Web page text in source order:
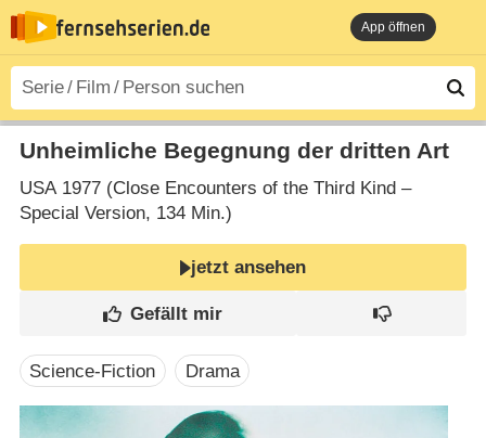
App öffnen
Unheimliche Begegnung der dritten Art
USA1977 (Close Encounters of the Third Kind –
Special Version‎, 134 Min.)
jetzt ansehen
Science-Fiction Drama